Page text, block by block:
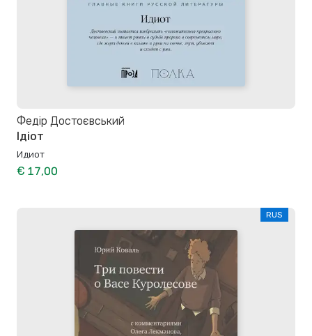
Федір Достоєвський
Ідіот
Идиот
€ 17,00
RUS